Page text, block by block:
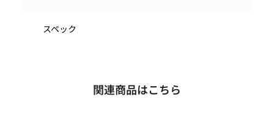
スペック
関連商品はこちら